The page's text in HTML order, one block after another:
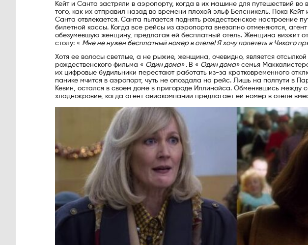
Кейт и Санта застряли в аэропорту, когда в их машине для путешествий
того, как их отправил назад во времени плохой эльф Белсникель. Пока
Санта отвлекается. Санта пытается поднять рождественское настроение
билетной кассы. Когда все рейсы из аэропорта внезапно отменяются,
обезумевшую женщину, предлагая ей бесплатный отель. Женщина визжит
столу: « Мне не нужен бесплатный номер в отеле! Я хочу полететь в Чикаго
Хотя ее волосы светлые, а не рыжие, женщина, очевидно, является
рождественского фильма « Один дома» . В « Один дома»семья
их цифровые будильники перестают работать из-за кратковременного
панике мчится в аэропорт, чуть не опоздала на рейс. Лишь на полпути в
Кевин, остался в своем доме в пригороде Иллинойса. Обменявшись между
хладнокровие, когда агент авиакомпании предлагает ей номер в отеле